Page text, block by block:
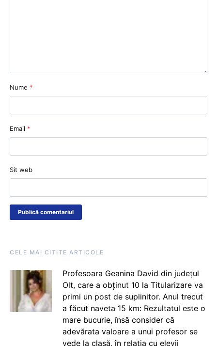
Nume *
Email *
Sit web
CELE MAI CITITE ARTICOLE
Profesoara Geanina David din județul
Olt, care a obținut 10 la Titularizare va
primi un post de suplinitor. Anul trecut
a făcut naveta 15 km: Rezultatul este o
mare bucurie, însă consider că
adevărata valoare a unui profesor se
vede la clasă, în relația cu elevii